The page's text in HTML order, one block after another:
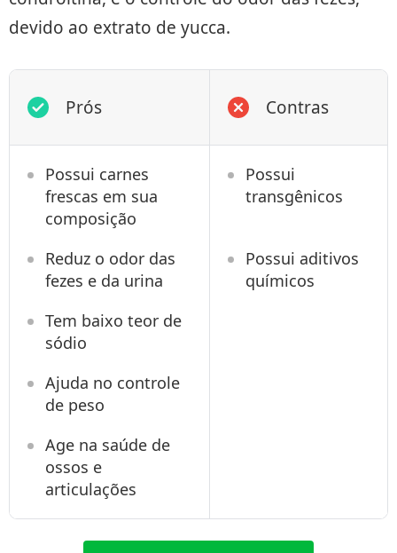
devido ao extrato de yucca.
Prós Contras
Possui carnes
frescas em sua
composição
Possui
transgênicos
Reduz o odor das
fezes e da urina
Possui aditivos
químicos
Tem baixo teor de
sódio
Ajuda no controle
de peso
Age na saúde de
ossos e
articulações